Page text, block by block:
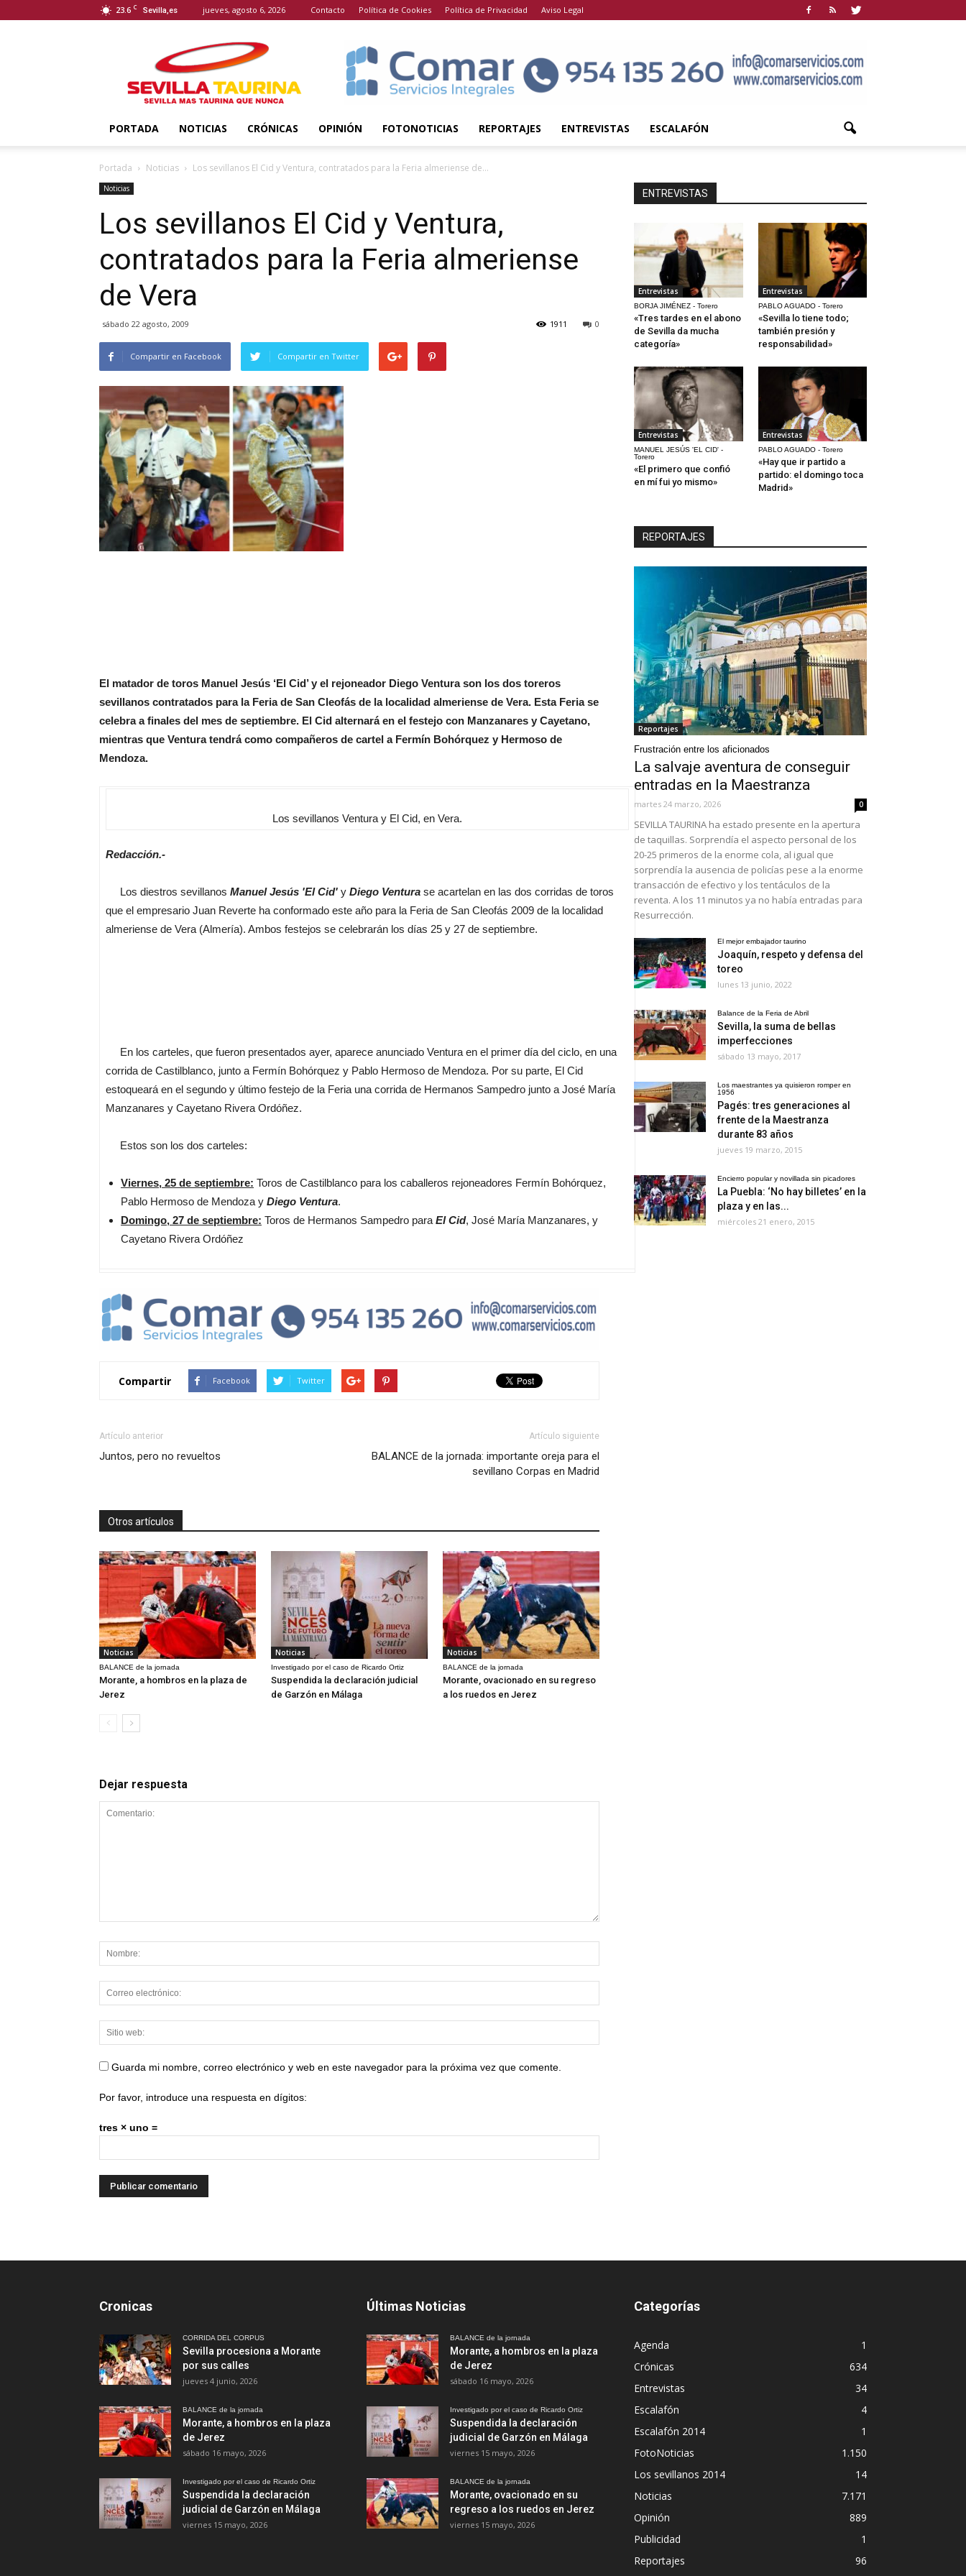
23.6 C Sevilla,es jueves, agosto 6, 2026 Contacto Política de Cookies Política de Privacidad Aviso Legal
Taurina
PORTADA NOTICIAS CRÓNICAS OPINIÓN FOTONOTICIAS REPORTAJES ENTREVISTAS ESCALAFÓN
Portada Noticias Los sevillanos El Cid y Ventura, contratados para la Feria almeriense de...
Noticias
Los sevillanos El Cid y Ventura,
contratados para la Feria almeriense
de Vera
sábado 22 agosto, 2009 0
1911
Compartir en Facebook Compartir en Twitter
El matador de toros Manuel Jesús ‘El Cid’ y el rejoneador Diego Ventura son los dos toreros
sevillanos contratados para la Feria de San Cleofás de la localidad almeriense de Vera. Esta Feria se
celebra a finales del mes de septiembre. El Cid alternará en el festejo con Manzanares y Cayetano,
mientras que Ventura tendrá como compañeros de cartel a Fermín Bohórquez y Hermoso de
Mendoza.
Los sevillanos Ventura y El Cid, en Vera.
Redacción.-
Los diestros sevillanos Manuel Jesús 'El Cid' y Diego Ventura se acartelan en las dos corridas de toros
que el empresario Juan Reverte ha conformado este año para la Feria de San Cleofás 2009 de la localidad
almeriense de Vera (Almería). Ambos festejos se celebrarán los días 25 y 27 de septiembre.
En los carteles, que fueron presentados ayer, aparece anunciado Ventura en el primer día del ciclo, en una
corrida de Castilblanco, junto a Fermín Bohórquez y Pablo Hermoso de Mendoza. Por su parte, El Cid
estoqueará en el segundo y último festejo de la Feria una corrida de Hermanos Sampedro junto a José María
Manzanares y Cayetano Rivera Ordóñez.
Estos son los dos carteles:
Viernes, 25 de septiembre: Toros de Castilblanco para los caballeros rejoneadores Fermín Bohórquez,
Pablo Hermoso de Mendoza y Diego Ventura.
Domingo, 27 de septiembre: Toros de Hermanos Sampedro para El Cid, José María Manzanares, y
Cayetano Rivera Ordóñez
Compartir Facebook Twitter
Artículo anterior
Juntos, pero no revueltos
Artículo siguiente
BALANCE de la jornada: importante oreja para el
sevillano Corpas en Madrid
Otros artículos
Noticias
BALANCE de la jornada
Morante, a hombros en la plaza de
Jerez
Noticias
Investigado por el caso de Ricardo Ortiz
Suspendida la declaración judicial
de Garzón en Málaga
Noticias
BALANCE de la jornada
Morante, ovacionado en su regreso
a los ruedos en Jerez
Dejar respuesta
Guarda mi nombre, correo electrónico y web en este navegador para la próxima vez que comente.
Por favor, introduce una respuesta en dígitos:
tres × uno =
ENTREVISTAS
Entrevistas
BORJA JIMÉNEZ - Torero
«Tres tardes en el abono
de Sevilla da mucha
categoría»
Entrevistas
PABLO AGUADO - Torero
«Sevilla lo tiene todo;
también presión y
responsabilidad»
Entrevistas
MANUEL JESÚS 'EL CID' -
Torero
«El primero que confió
en mí fui yo mismo»
Entrevistas
PABLO AGUADO - Torero
«Hay que ir partido a
partido: el domingo toca
Madrid»
REPORTAJES
Reportajes
Frustración entre los aficionados
La salvaje aventura de conseguir
entradas en la Maestranza
martes 24 marzo, 2026 0
SEVILLA TAURINA ha estado presente en la apertura
de taquillas. Sorprendía el aspecto personal de los
20-25 primeros de la enorme cola, al igual que
sorprendía la ausencia de policías pese a la enorme
transacción de efectivo y los tentáculos de la
reventa. A los 11 minutos ya no había entradas para
Resurrección.
El mejor embajador taurino
Joaquín, respeto y defensa del
toreo
lunes 13 junio, 2022
Balance de la Feria de Abril
Sevilla, la suma de bellas
imperfecciones
sábado 13 mayo, 2017
Los maestrantes ya quisieron romper en
1956
Pagés: tres generaciones al
frente de la Maestranza
durante 83 años
jueves 19 marzo, 2015
Encierro popular y novillada sin picadores
La Puebla: ‘No hay billetes’ en la
plaza y en las...
miércoles 21 enero, 2015
Cronicas
CORRIDA DEL CORPUS
Sevilla procesiona a Morante
por sus calles
jueves 4 junio, 2026
BALANCE de la jornada
Morante, a hombros en la plaza
de Jerez
sábado 16 mayo, 2026
Investigado por el caso de Ricardo Ortiz
Suspendida la declaración
judicial de Garzón en Málaga
viernes 15 mayo, 2026
Últimas Noticias
BALANCE de la jornada
Morante, a hombros en la plaza
de Jerez
sábado 16 mayo, 2026
Investigado por el caso de Ricardo Ortiz
Suspendida la declaración
judicial de Garzón en Málaga
viernes 15 mayo, 2026
BALANCE de la jornada
Morante, ovacionado en su
regreso a los ruedos en Jerez
viernes 15 mayo, 2026
Categorías
Agenda
1
Crónicas
634
Entrevistas
34
Escalafón
4
Escalafón 2014
1
FotoNoticias
1.150
Los sevillanos 2014
14
Noticias
7.171
Opinión
889
Publicidad
1
Reportajes
96